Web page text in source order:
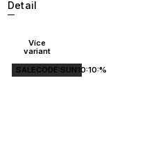
Detail
Více
variant
SALECODE:SUN10:10:%